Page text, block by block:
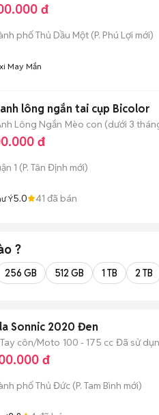
đ
phố Thủ Dầu Một (P. Phú Lợi mới)
May Mắn
lông ngắn tai cụp Bicolor
Lông Ngắn Mèo con (dưới 3
đ
1 (P. Tân Định mới)
Ý5.0 41 đã bán
?
256 GB 512 GB 1 TB 2 TB
Sonnic 2020 Đen
Tay côn/Moto 100 - 175 cc Đã sử
đ
phố Thủ Đức (P. Tam Bình mới)